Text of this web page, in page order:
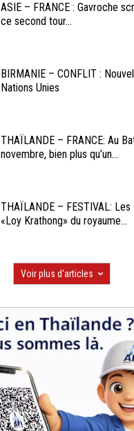
ASIE – FRANCE : Gavroche
ce second tour...
BIRMANIE – CONFLIT :
Nations Unies
THAÏLANDE – FRANCE: Au
novembre, bien plus qu’un...
THAÏLANDE – FESTIVAL: Les
«Loy Krathong» du royaume...
Voir plus d'articles